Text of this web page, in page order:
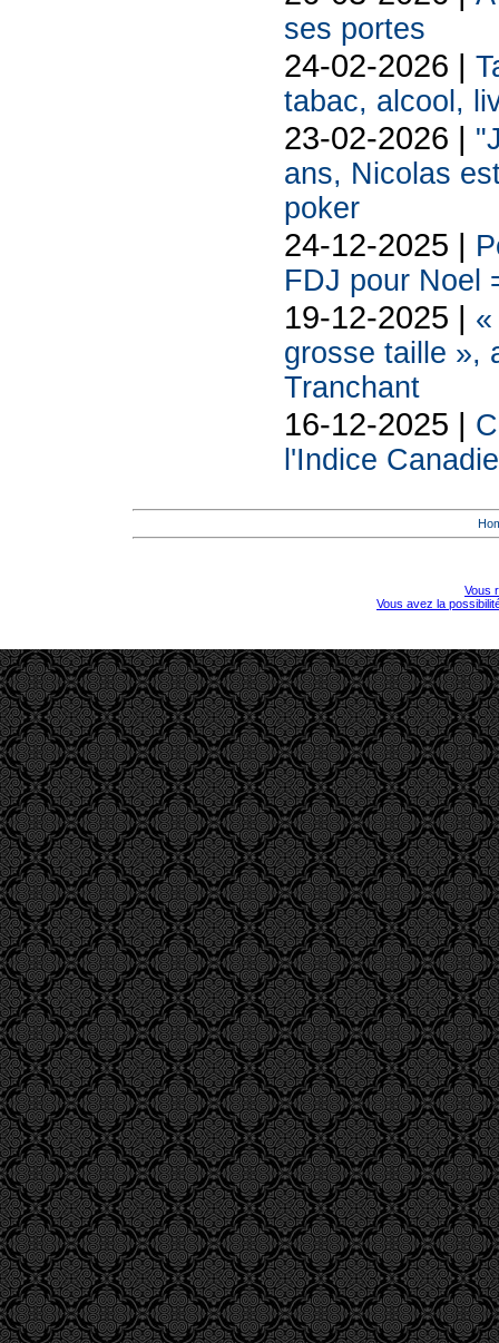
ses portes
24-02-2026 |
tabac, alcool,
23-02-2026 |
ans, Nicolas
poker
24-12-2025 |
FDJ pour Noel
19-12-2025 |
grosse taille »,
Tranchant
16-12-2025 |
l'Indice
Vous
Vous avez la